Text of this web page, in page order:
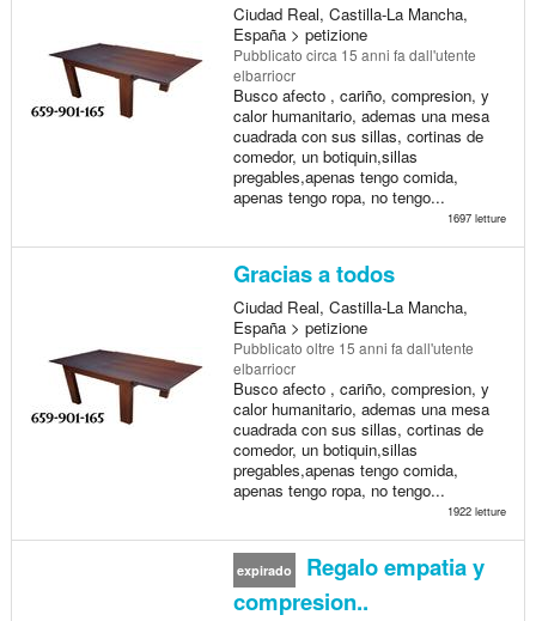
Ciudad Real, Castilla-La Mancha,
España > petizione
Pubblicato circa 15 anni fa dall'utente
elbarriocr
Busco afecto , cariño, compresion, y
calor humanitario, ademas una mesa
cuadrada con sus sillas, cortinas de
comedor, un botiquin,sillas
pregables,apenas tengo comida,
apenas tengo ropa, no tengo...
1697 letture
Gracias a todos
Ciudad Real, Castilla-La Mancha,
España > petizione
Pubblicato oltre 15 anni fa dall'utente
elbarriocr
Busco afecto , cariño, compresion, y
calor humanitario, ademas una mesa
cuadrada con sus sillas, cortinas de
comedor, un botiquin,sillas
pregables,apenas tengo comida,
apenas tengo ropa, no tengo...
1922 letture
expirado
Regalo empatia y
compresion..